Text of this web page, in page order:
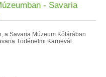
- Savaria
a Savaria Múzeum Kőtárában
Történelmi Karnevál